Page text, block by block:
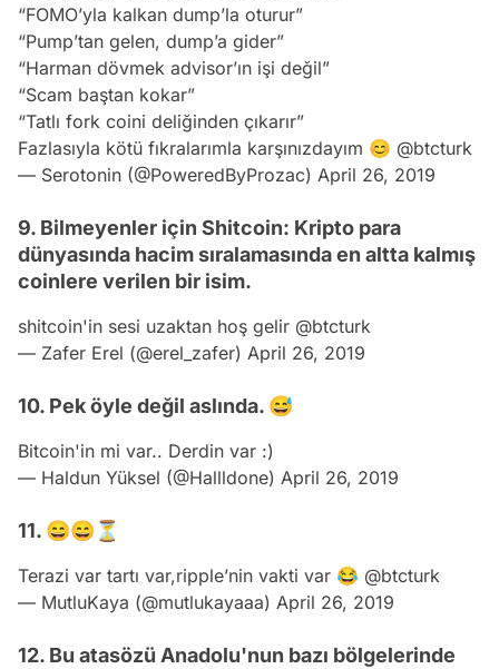
“FOMO’yla kalkan dump’la oturur”
“Pump’tan gelen, dump’a gider”
“Harman dövmek advisor’ın işi değil”
“Scam baştan kokar”
“Tatlı fork coini deliğinden çıkarır”
Fazlasıyla kötü fıkralarımla karşınızdayım 😊 @btcturk
— Serotonin (@PoweredByProzac) April 26, 2019
9. Bilmeyenler için Shitcoin: Kripto para
dünyasında hacim sıralamasında en altta kalmış
coinlere verilen bir isim.
shitcoin'in sesi uzaktan hoş gelir @btcturk
— Zafer Erel (@erel_zafer) April 26, 2019
10. Pek öyle değil aslında. 😅
Bitcoin'in mi var.. Derdin var :)
— Haldun Yüksel (@Hallldone) April 26, 2019
11. 😄😄⏳
Terazi var tartı var,ripple’nin vakti var 😂 @btcturk
— MutluKaya (@mutlukayaaa) April 26, 2019
12. Bu atasözü Anadolu'nun bazı bölgelerinde